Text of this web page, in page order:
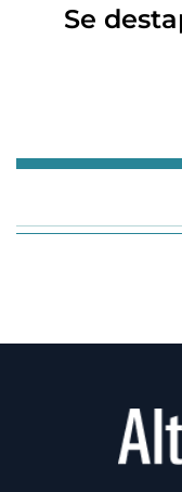
Se
3